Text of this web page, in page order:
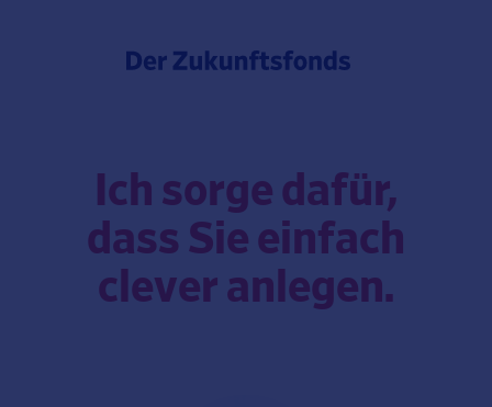
Ich sorge dafür,
dass Sie einfach
clever anlegen.